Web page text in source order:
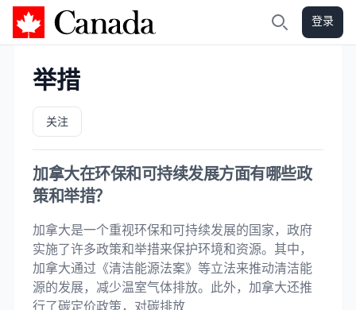
加拿大攻略 登录
举措
关注
加拿大在环保和可持续发展方面有哪些政
策和举措？
加拿大是一个重视环保和可持续发展的国家，政府
实施了许多政策和举措来保护环境和资源。其中，
加拿大通过《清洁能源法案》等立法来推动清洁能
源的发展，减少温室气体排放。此外，加拿大还推
行了碳定价政策，对碳排放